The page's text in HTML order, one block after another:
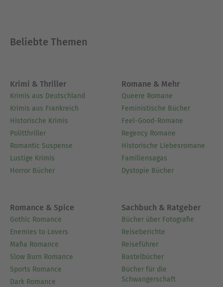
«Bekenntnisse» sind das Werk eines
Frühgereiften. An der Seite Garibaldis eng in den
Befreiung Siziliens bei einem Schiffbruch den
frühen Tod.
Ausblenden
Beliebte Themen
Krimi & Thriller
Krimis aus Deutschland
Krimis aus Frankreich
Historische Krimis
Politthriller
Romantic Suspense
Lustige Krimis
Horror Bücher
Romane & Mehr
Queere Romane
Feministische Bücher
Feel-Good-Romane
Regency Romane
Historische Liebesromane
Familiensagas
Dystopie Bücher
Romance & Spice
Gothic Romance
Enemies to Lovers
Mafia Romance
Slow Burn Romance
Sports Romance
Dark Romance
Sachbuch & Ratgeber
Bücher über Fotografie
Reiseberichte
Reiseführer
Bastelbücher
Bücher für die
Schwangerschaft